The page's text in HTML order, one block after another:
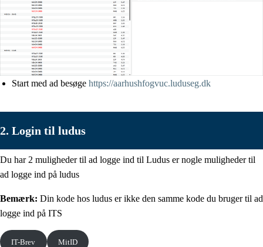
Start med ad besøge https://aarhushfogvuc.luduseg.dk
2. Login til ludus
Du har 2 muligheder til ad logge ind til Ludus er nogle muligheder til
ad logge ind på ludus
Bemærk: Din kode hos ludus er ikke den samme kode du bruger til ad
logge ind på ITS
IT-Brev MitID